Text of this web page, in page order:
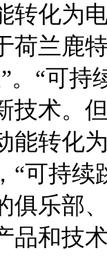
转化为
荷兰鹿
。“可
技术。
能转化
“可持
俱乐部
品和技